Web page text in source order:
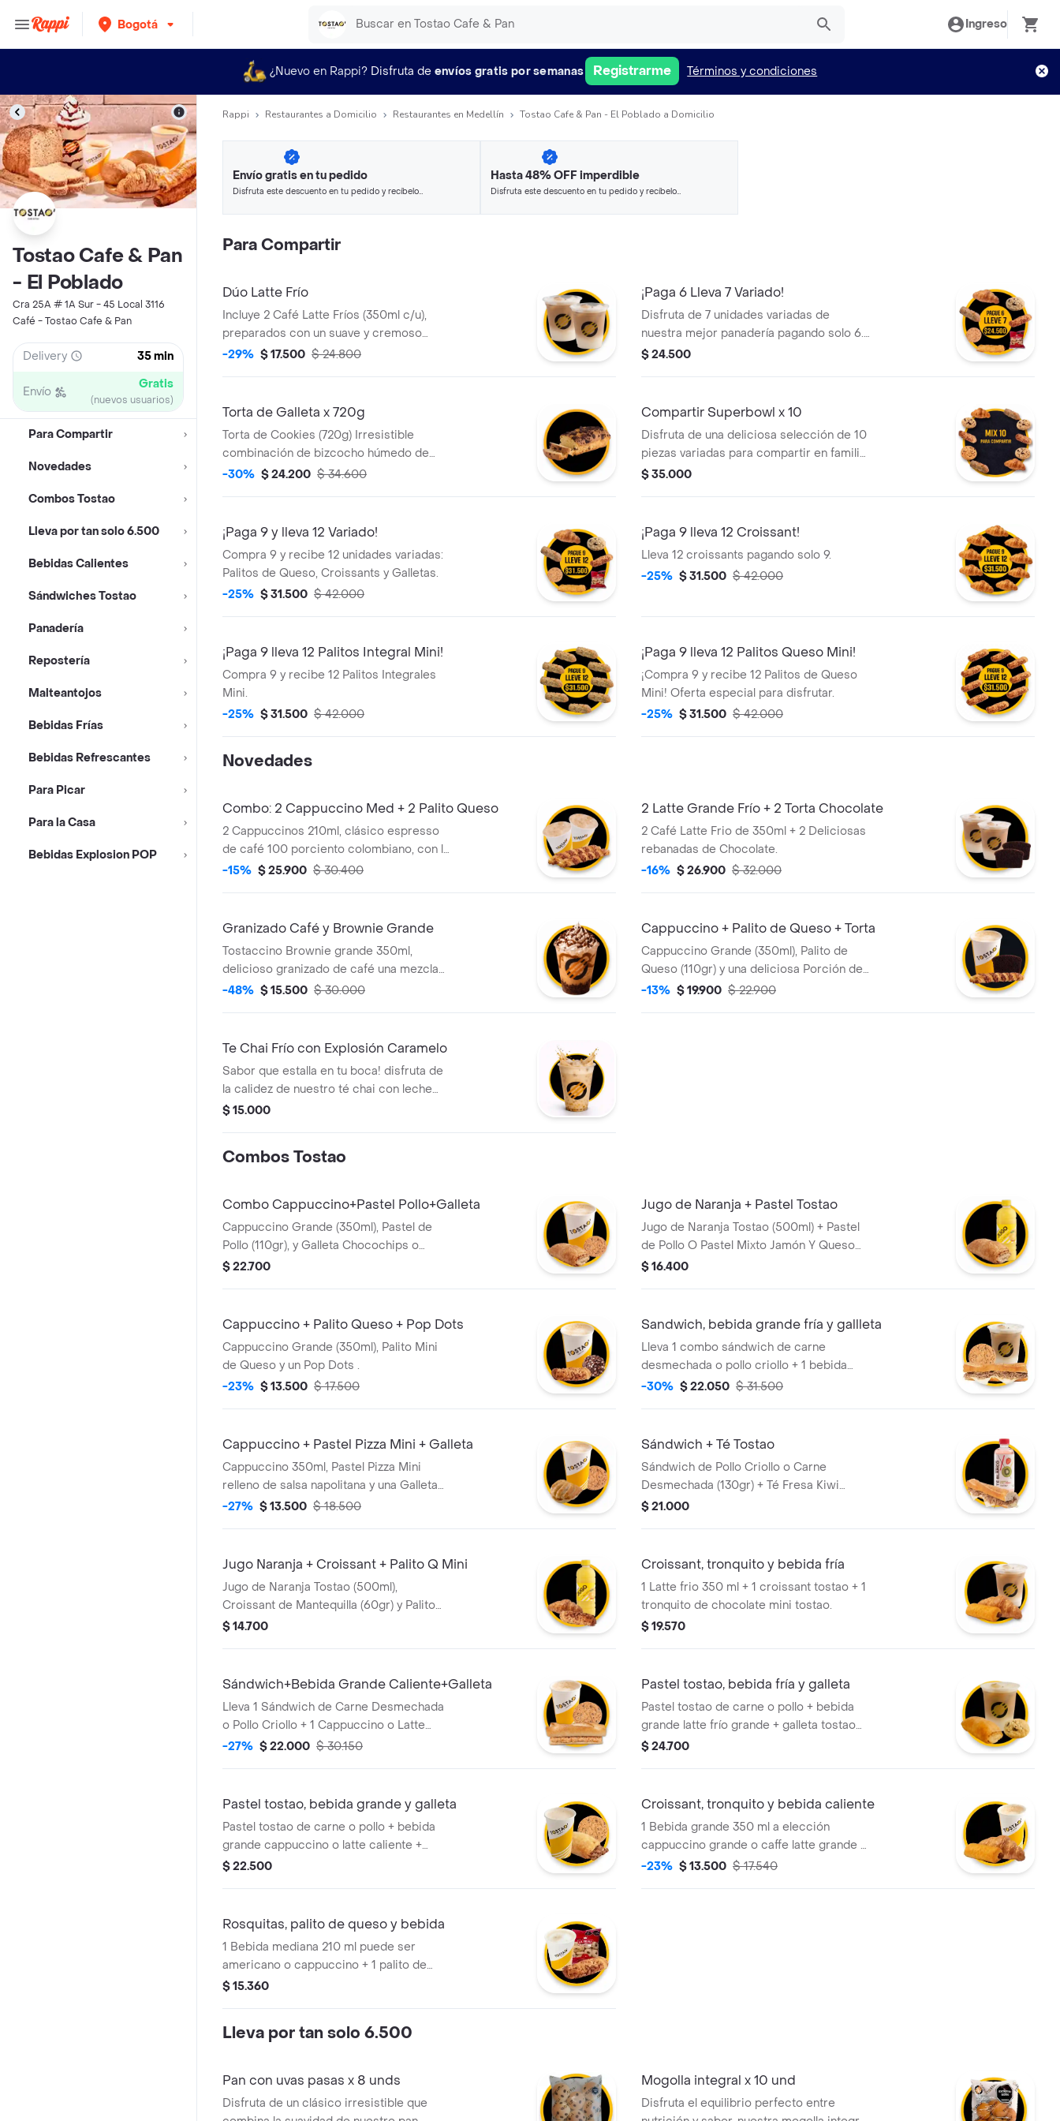
Bogotá Ingreso
¿Nuevo en Rappi? Disfruta de envíos gratis por semanas Registrarme Términos y condiciones
Tostao Cafe & Pan
- El Poblado
Cra 25A # 1A Sur - 45 Local 3116
Café - Tostao Cafe & Pan
Delivery 35 min
Envío Gratis
(nuevos usuarios)
Para Compartir
Novedades
Combos Tostao
Lleva por tan solo 6.500
Bebidas Calientes
Sándwiches Tostao
Panadería
Repostería
Malteantojos
Bebidas Frías
Bebidas Refrescantes
Para Picar
Para la Casa
Bebidas Explosion POP
Rappi Restaurantes a Domicilio Restaurantes en Medellín Tostao Cafe & Pan - El Poblado a Domicilio
Envío gratis en tu pedido
Disfruta este descuento en tu pedido y recíbelo
Hasta 48% OFF imperdible
Disfruta este descuento en tu pedido y recíbelo
Para Compartir
Dúo Latte Frío
Incluye 2 Café Latte Fríos (350ml c/u),
preparados con un suave y cremoso
espresso porciento colombiano, la
compartir.
-29% $ 17.500 $ 24.800
¡Paga 6 Lleva 7 Variado!
Disfruta de 7 unidades variadas de
nuestra mejor panadería pagando solo 6.
Un mix perfecto que incluye Croissants,
$ 24.500
Torta de Galleta x 720g
Torta de Cookies (720g) Irresistible
combinación de bizcocho húmedo de
chocolate oscuro con sutiles notas de
contraste perfecto!.
-30% $ 24.200 $ 34.600
Compartir Superbowl x 10
Disfruta de una deliciosa selección de 10
piezas variadas para compartir en familia
o con amigos: Croissants, Galletas y
$ 35.000
¡Paga 9 y lleva 12 Variado!
Compra 9 y recibe 12 unidades variadas:
Palitos de Queso, Croissants y Galletas.
-25% $ 31.500 $ 42.000
¡Paga 9 lleva 12 Croissant!
Lleva 12 croissants pagando solo 9.
-25% $ 31.500 $ 42.000
¡Paga 9 lleva 12 Palitos Integral Mini!
Compra 9 y recibe 12 Palitos Integrales
Mini.
-25% $ 31.500 $ 42.000
¡Paga 9 lleva 12 Palitos Queso Mini!
¡Compra 9 y recibe 12 Palitos de Queso
Mini! Oferta especial para disfrutar.
-25% $ 31.500 $ 42.000
Novedades
Combo: 2 Cappuccino Med + 2 Palito Queso
2 Cappuccinos 210ml, clásico espresso
de café 100 porciento colombiano, con la
proporción perfecta de leche vaporizada
hechos a partir de masa de hojaldre con
-15% $ 25.900 $ 30.400
2 Latte Grande Frío + 2 Torta Chocolate
2 Café Latte Frio de 350ml + 2 Deliciosas
rebanadas de Chocolate.
-16% $ 26.900 $ 32.000
Granizado Café y Brownie Grande
Tostaccino Brownie grande 350ml,
delicioso granizado de café una mezcla
de café 100 porciento colombiano y
caramelo y lluvia de brownie.
-48% $ 15.500 $ 30.000
Cappuccino + Palito de Queso + Torta
Cappuccino Grande (350ml), Palito de
Queso (110gr) y una deliciosa Porción de
Torta de Chocolate
-13% $ 19.900 $ 22.900
Te Chai Frío con Explosión Caramelo
Sabor que estalla en tu boca! disfruta de
la calidez de nuestro té chai con leche
cremosa y el toque dulce del caramelo,
sabor al morderlas. una combinación
sorbo.
$ 15.000
Combos Tostao
Combo Cappuccino+Pastel Pollo+Galleta
Cappuccino Grande (350ml), Pastel de
Pollo (110gr), y Galleta Chocochips o
avena (50gr)
$ 22.700
Jugo de Naranja + Pastel Tostao
Jugo de Naranja Tostao (500ml) + Pastel
de Pollo O Pastel Mixto Jamón Y Queso
(110gr)
$ 16.400
Cappuccino + Palito Queso + Pop Dots
Cappuccino Grande (350ml), Palito Mini
de Queso y un Pop Dots .
-23% $ 13.500 $ 17.500
Sandwich, bebida grande fría y gallleta
Lleva 1 combo sándwich de carne
desmechada o pollo criollo + 1 bebida
grande 350 ml + 1 galleta
-30% $ 22.050 $ 31.500
Cappuccino + Pastel Pizza Mini + Galleta
Cappuccino 350ml, Pastel Pizza Mini
relleno de salsa napolitana y una Galleta
Chocochips (50gr)
-27% $ 13.500 $ 18.500
Sándwich + Té Tostao
Sándwich de Pollo Criollo o Carne
Desmechada (130gr) + Té Fresa Kiwi
(400ml) O Té Blanco Piña Mangostino
$ 21.000
Jugo Naranja + Croissant + Palito Q Mini
Jugo de Naranja Tostao (500ml),
Croissant de Mantequilla (60gr) y Palito
de Queso Mini
$ 14.700
Croissant, tronquito y bebida fría
1 Latte frio 350 ml + 1 croissant tostao + 1
tronquito de chocolate mini tostao.
$ 19.570
Sándwich+Bebida Grande Caliente+Galleta
Lleva 1 Sándwich de Carne Desmechada
o Pollo Criollo + 1 Cappuccino o Latte
Grande Caliente 350 ml + 1 Galleta de
-27% $ 22.000 $ 30.150
Pastel tostao, bebida fría y galleta
Pastel tostao de carne o pollo + bebida
grande latte frío grande + galleta tostao
de 50g de choco chips o avena. ¡tu
$ 24.700
Pastel tostao, bebida grande y galleta
Pastel tostao de carne o pollo + bebida
grande cappuccino o latte caliente +
galleta tostao de 50g de choco chips o
$ 22.500
Croissant, tronquito y bebida caliente
1 Bebida grande 350 ml a elección
cappuccino grande o caffe latte grande +
1 croissant tostao + 1 tronquito de
-23% $ 13.500 $ 17.540
Rosquitas, palito de queso y bebida
1 Bebida mediana 210 ml puede ser
americano o cappuccino + 1 palito de
queso mini tostao (tradicional o integral) +
$ 15.360
Lleva por tan solo 6.500
Pan con uvas pasas x 8 unds
Disfruta de un clásico irresistible que
Mogolla integral x 10 und
Disfruta el equilibrio perfecto entre